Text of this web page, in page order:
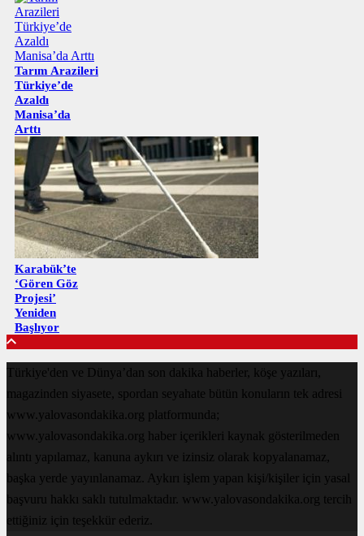
Tarım Arazileri
Türkiye’de
Azaldı
Manisa’da
Arttı
Karabük’te
‘Gören Göz
Projesi’
Yeniden
Başlıyor
Türkiye'den ve Dünya’dan son dakika haberler, köşe yazıları,
magazinden siyasete, spordan seyahate bütün konuların tek adresi
www.yalovasondakika.org platformunda;
www.yalovasondakika.org haber içerikleri kaynak gösterilmeden
alıntı yapılamaz, kanuna aykırı ve izinsiz olarak kopyalanamaz,
başka yerde yayınlanamaz. Aykırı işlem yapan kişi/kişiler için yasal
başvuru hakkı saklı tutulmaktadır. www.yalovasondakika.org tercih
ettiğiniz için teşekkür ederiz.